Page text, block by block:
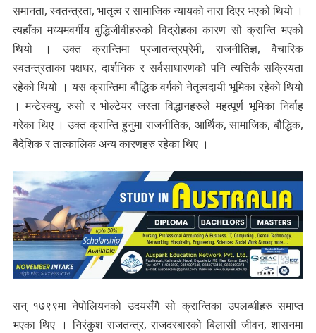
समानता, स्वतन्त्रता, भातृत्व र सामाजिक न्यायको नारा दिएर भएको थियो ।
त्यहाँका मध्यमवर्गीय बुद्धिजीवीहरुको विद्रोहका कारण सो क्रान्ति भएको
थियो । उक्त क्रान्तिमा प्रजातन्त्रप्रेमी, राजनीतिज्ञ, वैचारिक
स्वतन्त्रताका पक्षधर, दार्शनिक र सर्वसाधारणको पनि त्यत्तिकै सक्रियता
रहेको थियो । यस क्रान्तिमा बौद्धिक वर्गको नेतृत्वदायी भूमिका रहेको थियो
। मन्टेस्क्यु, रुसो र भोल्टेयर जस्ता विद्धानहरुले महत्पूर्ण भूमिका निर्वाह
गरेका थिए । उक्त क्रान्ति हुनुमा राजनीतिक, आर्थिक, सामाजिक, बौद्धिक,
बैदेशिक र तात्कालिक अन्य कारणहरु रहेका थिए ।
सन् १७९९मा नेपोलियनको उदयसँगै सो क्रान्तिका उपलब्धीहरु समाप्त
भएका थिए । निरंकुश राजतन्त्र, राजदरबारको बिलासी जीवन, शासनमा